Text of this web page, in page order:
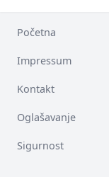
Početna
Impressum
Kontakt
Oglašavanje
Sigurnost